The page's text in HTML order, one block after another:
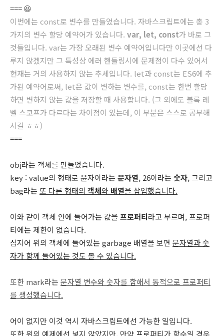
=== 😆
이번에는 const로 변수를 만들었습니다. 자바스크립트에는 총 3
가지의 변수 할당 예약어가 있습니다. var, let, const가 바로 그
것들입니다. var는 가장 오래된 변수 예약어입니다만 이곳에선 다
루지 않겠지만 그 특성상 에러 핸들링시에 문제점이 다수 있어서
현재는 거의 사용하지 않는 추세입니다. let과 const는 ES6에 추
가된 예약어로써, let은 값이 변하는 변수를, const는 한번 할당
하면 변하지 않는 값을 저장할 때 사용합니다. (그 외에도 블록 레
벨 스코프가 다르다는 차이점이 있는데, 이 부분은 스스로 공부해
시길 ㅎㅎ)
===
obj라는 객체를 만들었습니다.
key : value의 형태로 윤자이라는 문자열, 26이라는 숫자, 그리고
bag라는 또 다른 형태의 객체와 배열을 삽입했습니다.
이와 같이 객체 안에 들어가는 값을 프로퍼티라고 부르며, 프로퍼
티에는 제한이 없습니다.
심지어 위의 객체에 들어있는 garbage 배열을 보면 문자열과 숫
자가 함께 들어있는 것도 볼 수 있습니다.
또한 mark라는 문자열 변수와 숫자를 합해서 동적으로 프로퍼티
를 생성했습니다.
어이 없지만 이것 역시 자바스크립트에선 가능한 일입니다.
또한 위의 예제에선 넣지 않았지만, 만약 프로퍼티가 함수일 경우